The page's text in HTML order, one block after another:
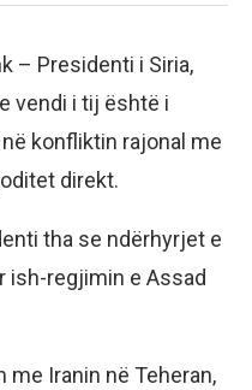
– Presidenti i Siria,
vendi i tij është i
konfliktin rajonal me
direkt.
tha se ndërhyrjet e
ish-regjimin e Assad
me Iranin në Teheran,